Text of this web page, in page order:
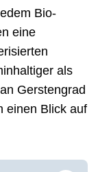
Bio-
eine
als
Gerstengrad
einen Blick auf